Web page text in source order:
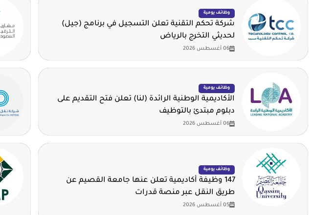
وظائف يومية
شركة تحكم التقنية تعلن التسجيل في برنامج (جيل)
لحديثي التخرج بالرياض
06 أغسطس 2026
وظائف يومية
الأكاديمية الوطنية الرائدة (لنا) تعلن فتح التقديم على
دبلوم مبتدئ بالتوظيف
06 أغسطس 2026
وظائف يومية
147 وظيفة أكاديمية تعلن عنها جامعة القصيم عن
طريق النقل عبر منصة قدرات
05 أغسطس 2026